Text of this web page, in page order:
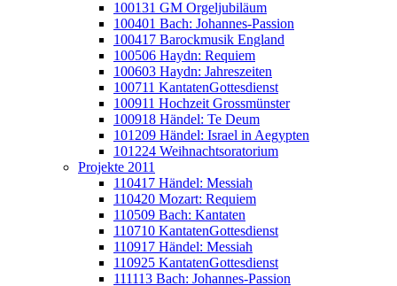
100131 GM Orgeljubiläum
100401 Bach: Johannes-Passion
100417 Barockmusik England
100506 Haydn: Requiem
100603 Haydn: Jahreszeiten
100711 KantatenGottesdienst
100911 Hochzeit Grossmünster
100918 Händel: Te Deum
101209 Händel: Israel in Aegypten
101224 Weihnachtsoratorium
Projekte 2011
110417 Händel: Messiah
110420 Mozart: Requiem
110509 Bach: Kantaten
110710 KantatenGottesdienst
110917 Händel: Messiah
110925 KantatenGottesdienst
111113 Bach: Johannes-Passion